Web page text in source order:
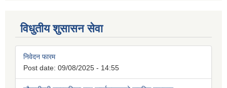
विधुतीय शुसासन सेवा
निवेदन फारम
Post date: 09/08/2025 - 14:55